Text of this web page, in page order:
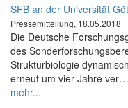
SFB an der Universität
Pressemitteilung, 18.05.2018
Die Deutsche
des
Strukturbiologie
erneut um vier Jahre ver…
mehr...